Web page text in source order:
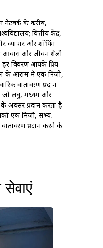
नेटवर्क के करीब,
वित्तीय केंद्र,
व्यापार और शॉपिंग
आवास और जीवन शैली
हर विवरण आपके प्रिय
के आराम में एक निजी,
वातावरण प्रदान
जो लघु, मध्यम और
अवसर प्रदान करता है
एक निजी, सभ्य,
वातावरण प्रदान करने के